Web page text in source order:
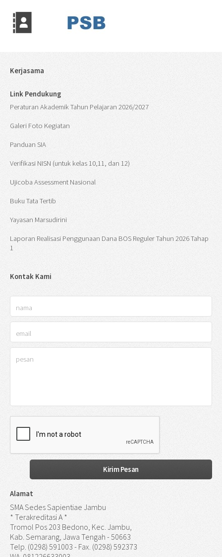
Kerjasama
Link Pendukung
Peraturan Akademik Tahun Pelajaran 2026/2027
Galeri Foto Kegiatan
Panduan SIA
Verifikasi NISN (untuk kelas 10,11, dan 12)
Ujicoba Assessment Nasional
Buku Tata Tertib
Yayasan Marsudirini
Laporan Realisasi Penggunaan Dana BOS Reguler Tahun 2026 Tahap
1
Kontak Kami
Alamat
SMA Sedes Sapientiae Jambu
* Terakreditasi A *
Tromol Pos 203 Bedono, Kec. Jambu,
Kab. Semarang, Jawa Tengah - 50663
Telp. (0298) 591003 - Fax. (0298) 592373